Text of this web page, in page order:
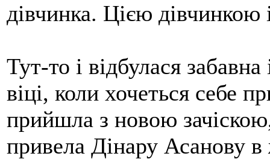
дівчинка. Цією
Тут-то і відбулася
віці, коли хочеться себе
прийшла з новою
привела Дінару Асанову